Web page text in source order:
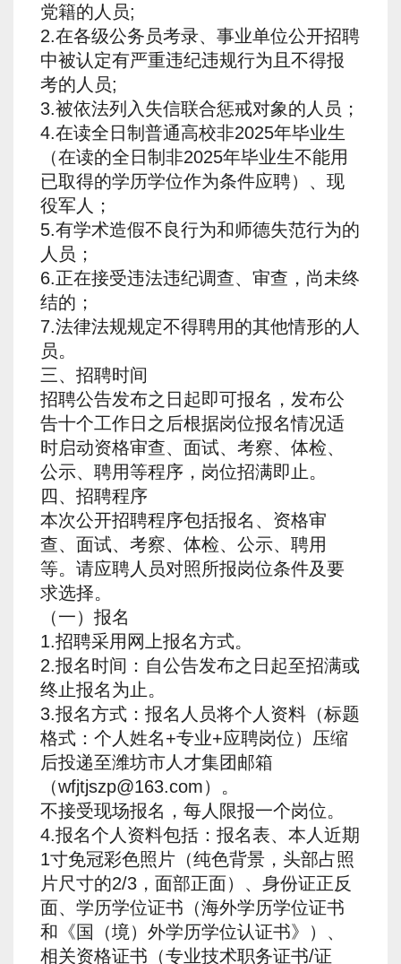
党籍的人员;
2.在各级公务员考录、事业单位公开招聘
中被认定有严重违纪违规行为且不得报
考的人员;
3.被依法列入失信联合惩戒对象的人员；
4.在读全日制普通高校非2025年毕业生
（在读的全日制非2025年毕业生不能用
已取得的学历学位作为条件应聘）、现
役军人；
5.有学术造假不良行为和师德失范行为的
人员；
6.正在接受违法违纪调查、审查，尚未终
结的；
7.法律法规规定不得聘用的其他情形的人
员。
三、招聘时间
招聘公告发布之日起即可报名，发布公
告十个工作日之后根据岗位报名情况适
时启动资格审查、面试、考察、体检、
公示、聘用等程序，岗位招满即止。
四、招聘程序
本次公开招聘程序包括报名、资格审
查、面试、考察、体检、公示、聘用
等。请应聘人员对照所报岗位条件及要
求选择。
（一）报名
1.招聘采用网上报名方式。
2.报名时间：自公告发布之日起至招满或
终止报名为止。
3.报名方式：报名人员将个人资料（标题
格式：个人姓名+专业+应聘岗位）压缩
后投递至潍坊市人才集团邮箱
（wfjtjszp@163.com）。
不接受现场报名，每人限报一个岗位。
4.报名个人资料包括：报名表、本人近期
1寸免冠彩色照片（纯色背景，头部占照
片尺寸的2/3，面部正面）、身份证正反
面、学历学位证书（海外学历学位证书
和《国（境）外学历学位认证书》）、
相关资格证书（专业技术职务证书/证